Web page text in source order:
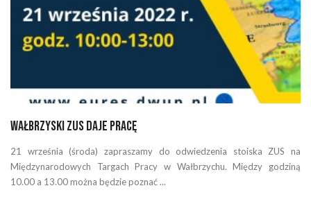
Wałbrzyski ZUS daje pracę
21 września (środa) zapraszamy do odwiedzenia stoiska ZUS na
Międzynarodowych Targach Pracy w Wałbrzychu. Między godziną
10.00 a 13.00 można będzie poznać ...